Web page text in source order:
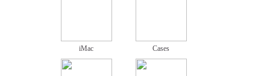
iMac Cases